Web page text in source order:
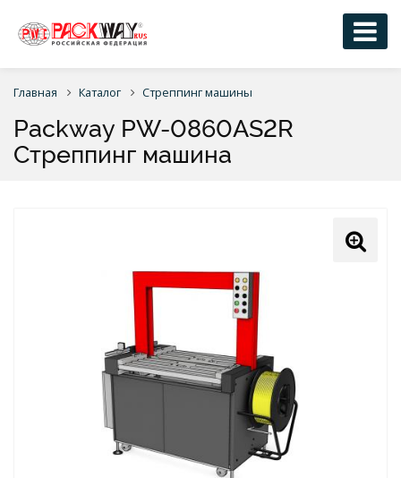
Главная Каталог Стреппинг машины
Packway PW-0860AS2R
Стреппинг машина